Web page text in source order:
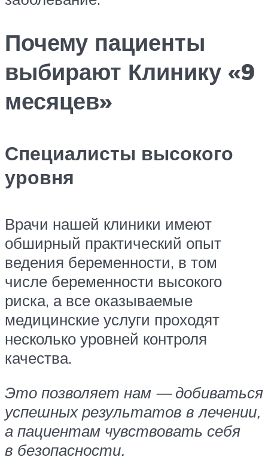
Почему пациенты
выбирают Клинику «9
месяцев»
Специалисты высокого
уровня
Врачи нашей клиники имеют
обширный практический опыт
ведения беременности, в том
числе беременности высокого
риска, а все оказываемые
медицинские услуги проходят
несколько уровней контроля
качества.
Это позволяет нам — добиваться
успешных результатов в лечении,
а пациентам чувствовать себя
в безопасности.